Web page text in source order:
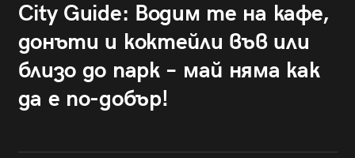
City Guide: Водим те на кафе,
донъти и коктейли във или
близо до парк – май няма как
да е по-добър!